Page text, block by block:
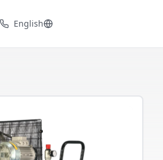
English